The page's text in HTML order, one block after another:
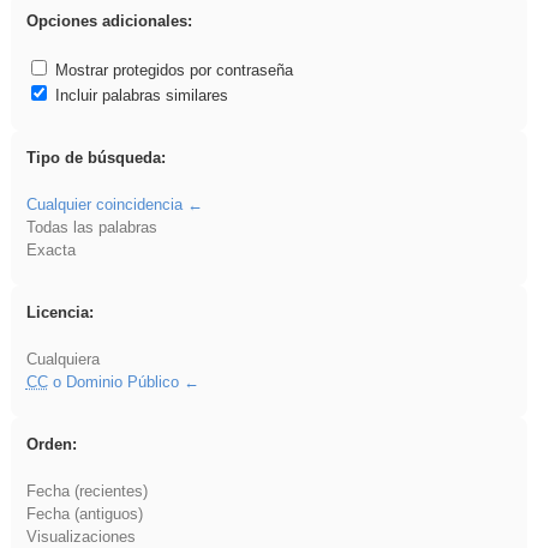
Opciones adicionales:
Mostrar protegidos por contraseña
Incluir palabras similares
Tipo de búsqueda:
Cualquier coincidencia
Todas las palabras
Exacta
Licencia:
Cualquiera
CCo Dominio Público
Orden:
Fecha (recientes)
Fecha (antiguos)
Visualizaciones